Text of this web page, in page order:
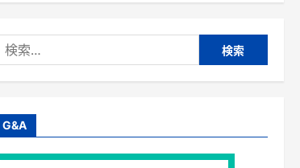
:
G&A